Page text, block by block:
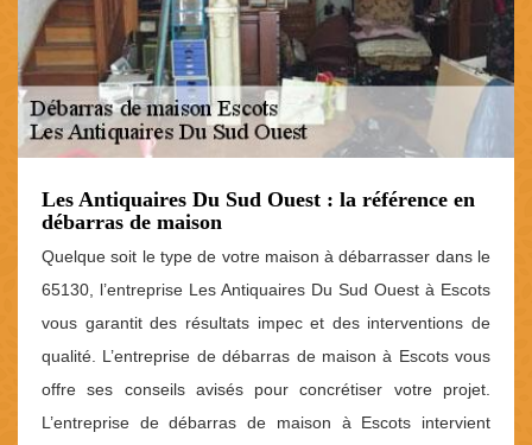
Les Antiquaires Du Sud Ouest : la référence en
débarras de maison
Quelque soit le type de votre maison à débarrasser dans le
65130, l’entreprise Les Antiquaires Du Sud Ouest à Escots
vous garantit des résultats impec et des interventions de
qualité. L’entreprise de débarras de maison à Escots vous
offre ses conseils avisés pour concrétiser votre projet.
L’entreprise de débarras de maison à Escots intervient